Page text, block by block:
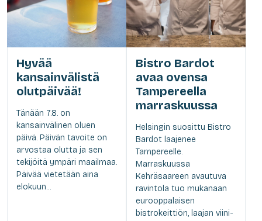
Hyvää
kansainvälistä
olutpäivää!
Tänään 7.8. on
kansainvälinen oluen
päivä. Päivän tavoite on
arvostaa olutta ja sen
tekijöitä ympäri maailmaa.
Päivää vietetään aina
elokuun...
Bistro Bardot
avaa ovensa
Tampereella
marraskuussa
Helsingin suosittu Bistro
Bardot laajenee
Tampereelle.
Marraskuussa
Kehräsaareen avautuva
ravintola tuo mukanaan
eurooppalaisen
bistrokeittiön, laajan viini-